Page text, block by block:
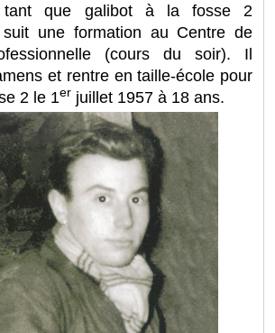
tant que galibot à la fosse 2
une formation au Centre de
(cours du soir). Il
et rentre en taille-école pour
2 le 1er juillet 1957 à 18 ans.